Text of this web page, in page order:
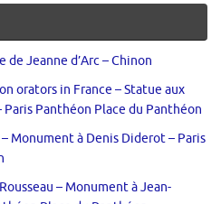
Jeanne d’Arc – Chinon
orators in France – Statue aux
Panthéon Place du Panthéon
Monument à Denis Diderot – Paris
– Monument à Jean-